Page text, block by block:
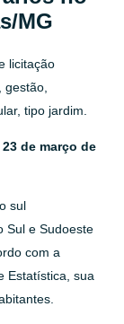
MG
licitação
tipo jardim.
23 de março de
sul
Sul e Sudoeste
com a
Estatística, sua